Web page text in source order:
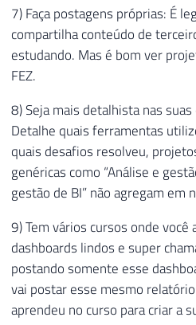
7) Faça postagens próprias: É
compartilha conteúdo de
estudando. Mas é bom ver
FEZ.
8) Seja mais detalhista nas
Detalhe quais ferramentas
quais desafios resolveu,
genéricas como “Análise e
gestão de BI” não agregam em
9) Tem vários cursos onde você
dashboards lindos e super
postando somente esse
vai postar esse mesmo
aprendeu no curso para criar a